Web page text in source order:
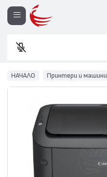
НАЧАЛО Принтери и машини